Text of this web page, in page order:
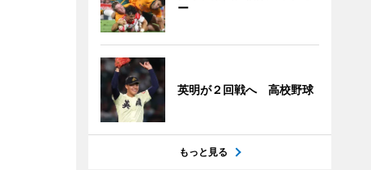
ー
英明が２回戦へ 高校野球
もっと見る